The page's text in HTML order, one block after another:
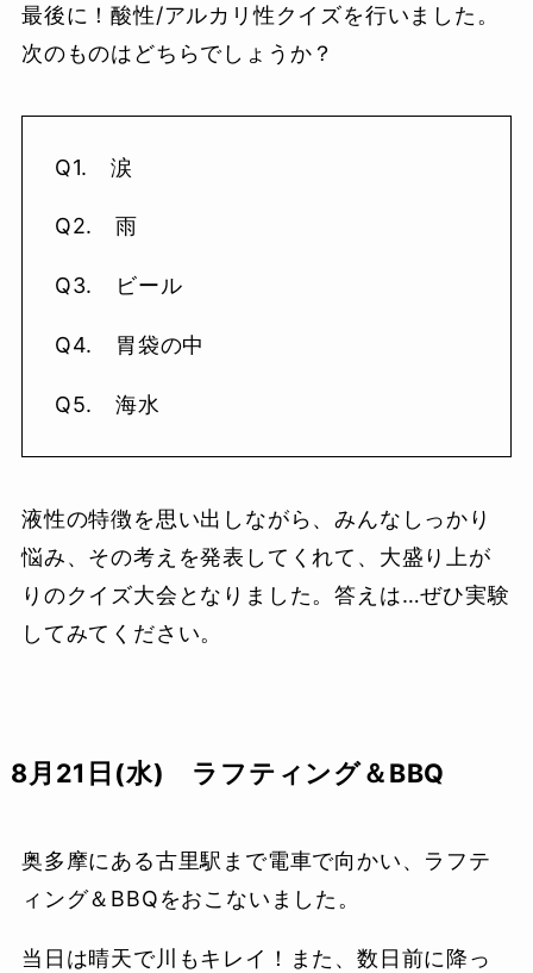
最後に！酸性/アルカリ性クイズを行いました。
次のものはどちらでしょうか？
Q1. 涙
Q2. 雨
Q3. ビール
Q4. 胃袋の中
Q5. 海水
液性の特徴を思い出しながら、みんなしっかり
悩み、その考えを発表してくれて、大盛り上が
りのクイズ大会となりました。答えは…ぜひ実験
してみてください。
8月21日(水) ラフティング＆BBQ
奥多摩にある古里駅まで電車で向かい、ラフテ
ィング＆BBQをおこないました。
当日は晴天で川もキレイ！また、数日前に降っ